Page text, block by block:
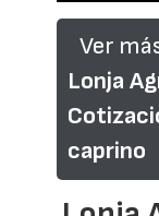
Ver
Lonja
caprino